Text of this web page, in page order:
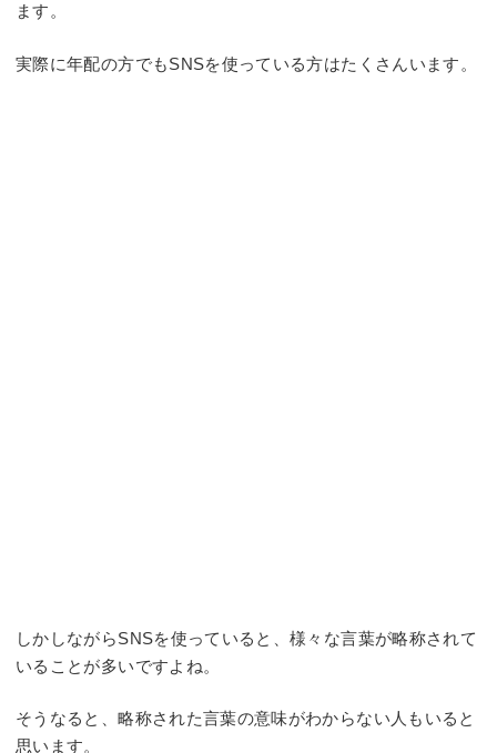
ます。
実際に年配の方でもSNSを使っている方はたくさんいます。
しかしながらSNSを使っていると、様々な言葉が略称されて
いることが多いですよね。
そうなると、略称された言葉の意味がわからない人もいると
思います。